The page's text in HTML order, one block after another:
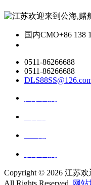
国内CMO+86 138
0511-86266688
0511-86266688
Copyright © 2026 江苏